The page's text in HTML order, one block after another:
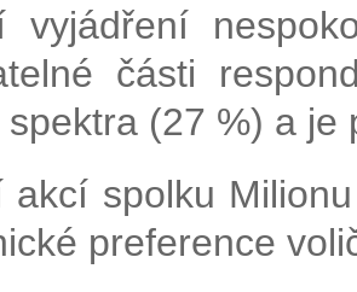
vyjádření
části
spektra (27 %) a
akcí spolku
preference